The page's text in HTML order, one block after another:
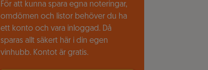
För att kunna spara egna noteringar,
omdömen och listor behöver du ha
ett konto och vara inloggad. Då
sparas allt säkert här i din egen
vinhubb. Kontot är gratis.